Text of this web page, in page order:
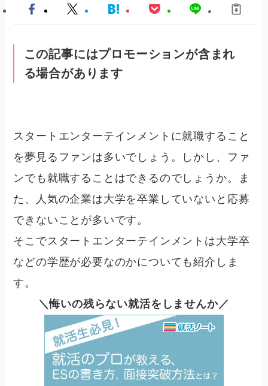
この記事にはプロモーションが含まれ
る場合があります
スタートエンターテインメントに就職すること
を夢見るファンは多いでしょう。しかし、ファ
ンでも就職することはできるのでしょうか。ま
た、人気の企業は大学を卒業していないと応募
できないことが多いです。
そこでスタートエンターテインメントは大学卒
などの学歴が必要なのかについても紹介しま
す。
＼悔いの残らない就活をしませんか／